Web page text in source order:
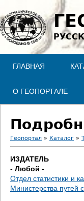
ГЛАВНАЯ
О ГЕОПОРТАЛЕ
В
ы
з
Геопортал » Каталог »
ИЗДАТЕЛЬ
- Любой -
Отдел статистики и
Министерства путей